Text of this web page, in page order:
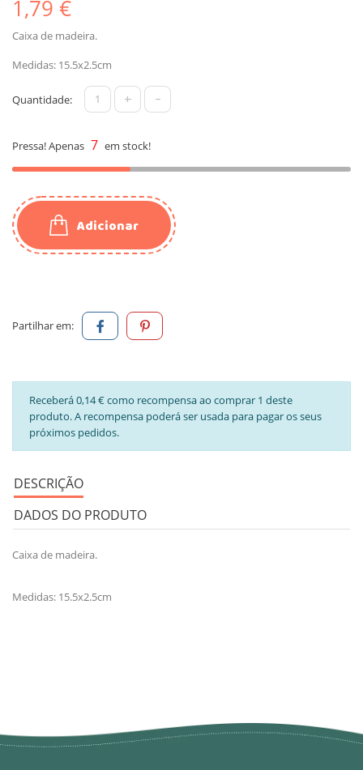
1,79 €
Caixa de madeira.
Medidas: 15.5x2.5cm
Quantidade: + -
Pressa! Apenas 7 em stock!
Adicionar
Partilhar em:
Receberá 0,14 € como recompensa ao comprar 1 deste
produto. A recompensa poderá ser usada para pagar os seus
próximos pedidos.
DESCRIÇÃO
DADOS DO PRODUTO
Caixa de madeira.
Medidas: 15.5x2.5cm